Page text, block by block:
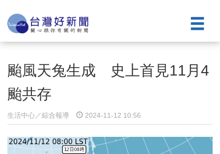
颱風天兔生成 史上首見11月4
颱共存
生活中心／綜合報導 2024-11-12 10:56